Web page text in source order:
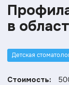
в
Детская
Стоимость: